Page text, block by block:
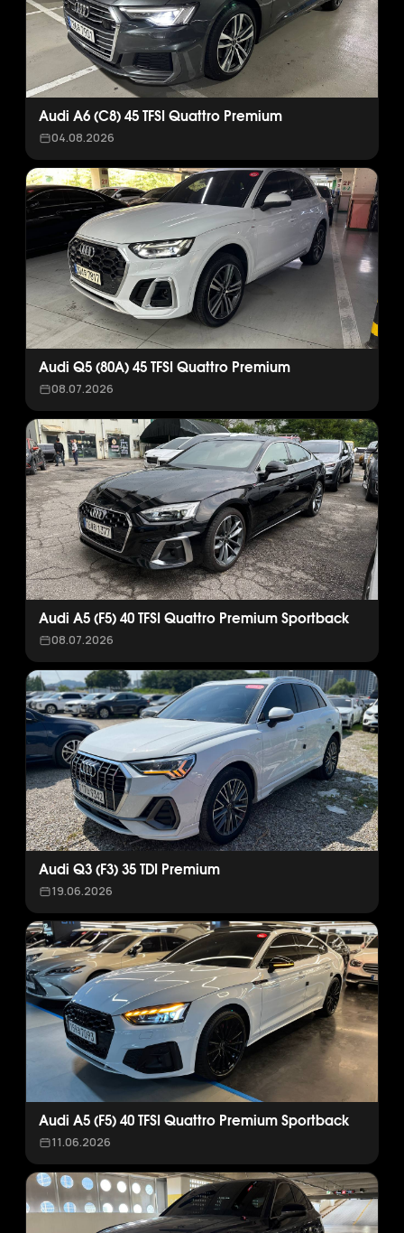
Audi A6 (C8) 45 TFSI Quattro Premium
04.08.2026
Audi Q5 (80A) 45 TFSI Quattro Premium
08.07.2026
Audi A5 (F5) 40 TFSI Quattro Premium Sportback
08.07.2026
Audi Q3 (F3) 35 TDI Premium
19.06.2026
Audi A5 (F5) 40 TFSI Quattro Premium Sportback
11.06.2026